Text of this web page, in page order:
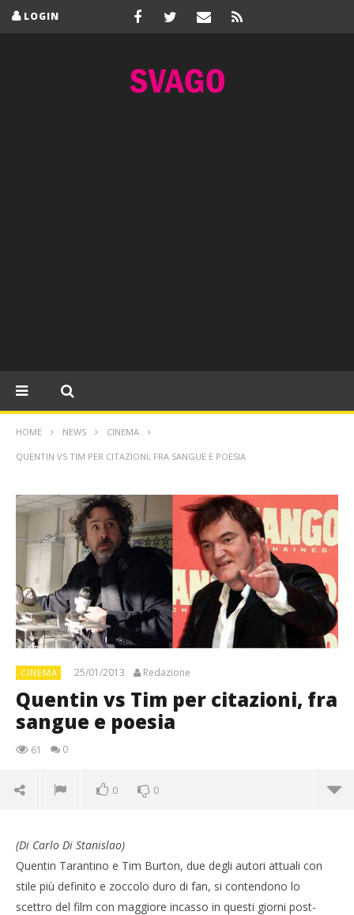
LOGIN
HOME NEWS CINEMA
QUENTIN VS TIM PER CITAZIONI, FRA SANGUE E POESIA
CINEMA 25/01/2013 Redazione
Quentin vs Tim per citazioni, fra
sangue e poesia
61 0
0 0
(Di Carlo Di Stanislao)
Quentin Tarantino e Tim Burton, due degli autori attuali con
stile più definito e zoccolo duro di fan, si contendono lo
scettro del film con maggiore incasso in questi giorni post-